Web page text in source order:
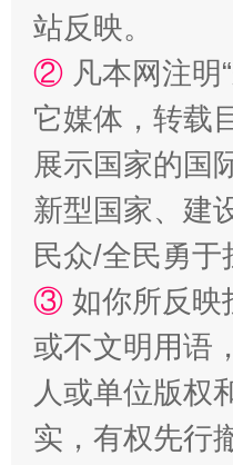
国家大学科技园优
扯下公款旅游的“
站反映。
② 凡本网注
它媒体，转载
展示国家的国
新型国家、建
民众/全民勇
③ 如你所反映
或不文明用语
人或单位版权
实，有权先行